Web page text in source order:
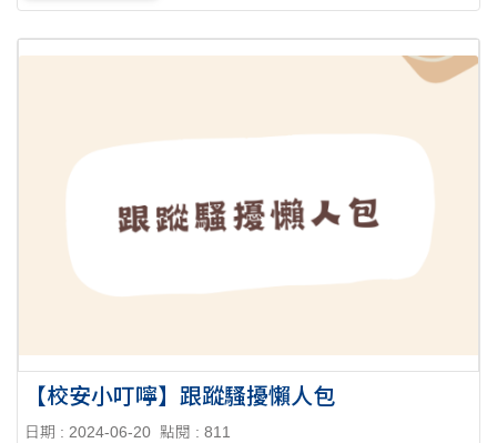
【校安小叮嚀】跟蹤騷擾懶人包
日期 : 2024-06-20 點閱 : 811